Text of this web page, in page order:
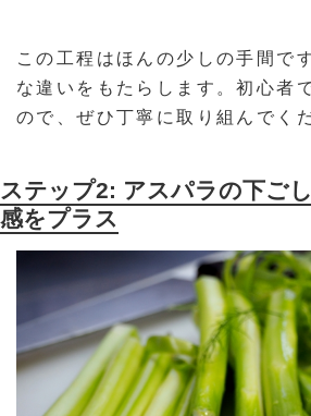
この工程はほんの少しの手間で
な違いをもたらします。初心者
ので、ぜひ丁寧に取り組んでく
ステップ2: アスパラの下ご
感をプラス